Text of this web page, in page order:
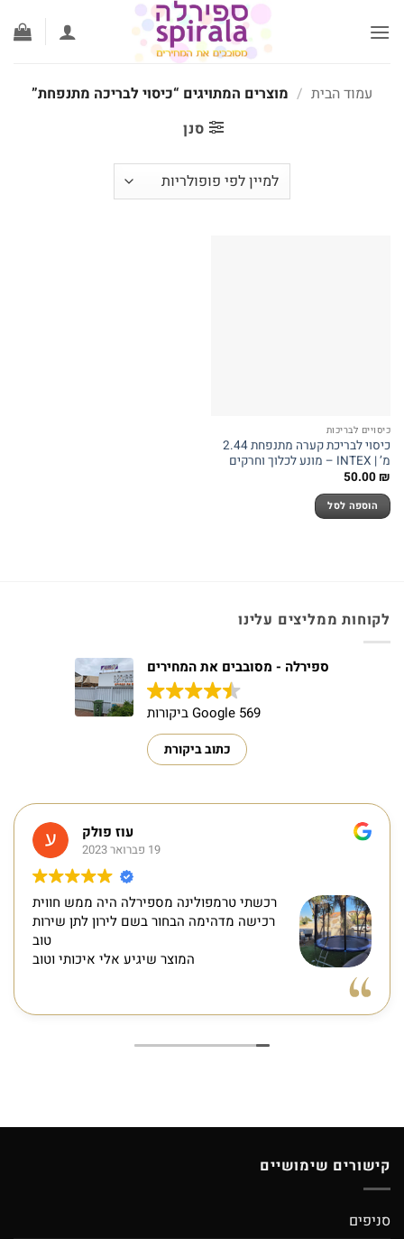
לתוכן
עמוד הבית / מוצרים המתויגים “כיסוי לבריכה מתנפחת”
סנן
כיסויים לבריכות
כיסוי לבריכת קערה מתנפחת 2.44
מ’ | INTEX – מונע לכלוך וחרקים
50.00₪
הוספה לסל
לקוחות ממליצים עלינו
ספירלה - מסובבים את המחירים
569 Google ביקורות
כתוב ביקורת
עוז פולק
רכשתי טרמפולינה מספירלה היה ממש חווית
רכישה מדהימה הבחור בשם לירון לתן שירות
טוב
המוצר שיגיע אלי איכותי וטוב
קישורים שימושיים
סניפים